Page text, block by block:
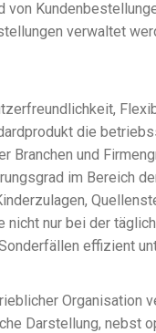
von
verwaltet
die
und
im Bereich
nur bei der
effizient
Organisation
Darstellung, nebst